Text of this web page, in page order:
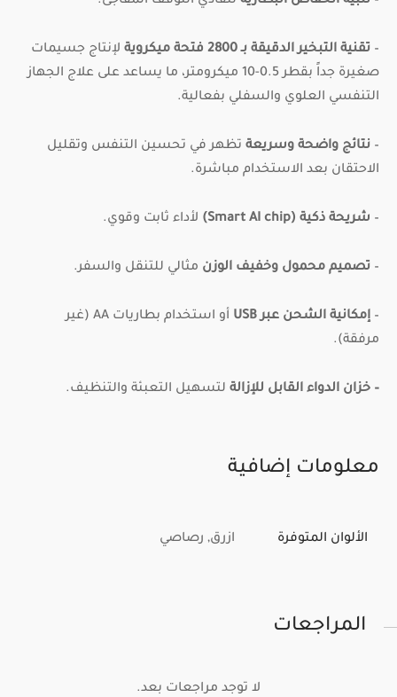
– تقنية التبخير الدقيقة بـ 2800 فتحة ميكروية
لإنتاج جسيمات
صغيرة جداً بقطر 0.5-10 ميكرومتر، ما يساعد على علاج الجهاز
التنفسي العلوي والسفلي بفعالية.
– نتائج واضحة وسريعة تظهر في تحسين التنفس وتقليل
الاحتقان بعد الاستخدام مباشرة.
– شريحة ذكية (Smart AI chip) لأداء ثابت وقوي.
– تصميم محمول وخفيف الوزن مثالي للتنقل والسفر.
– إمكانية الشحن عبر USB
أو استخدام بطاريات AA (غير
مرفقة).
– خزان الدواء القابل للإزالة لتسهيل التعبئة والتنظيف.
معلومات إضافية
الألوان المتوفرة ازرق, رصاصي
المراجعات
لا توجد مراجعات بعد.